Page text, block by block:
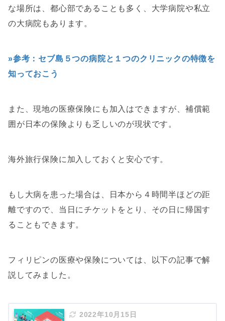
な場所は、都心部であることも多く、大学病院や私立
の大病院もあります。
»参考：セブ島５つの病院と１つのクリニックの特徴を
知っておこう
また、現地の医療保険にも加入はできますが、補償範
囲が日本の保険よりも乏しいのが現状です。
海外旅行保険に加入しておくと安心です。
もし大病を患った場合は、日本から４時間半ほどの距
離ですので、当日にチケットをとり、その日に帰国す
ることもできます。
フィリピンの医療や保険については、以下の記事で解
説してみました。
2022年10月15日